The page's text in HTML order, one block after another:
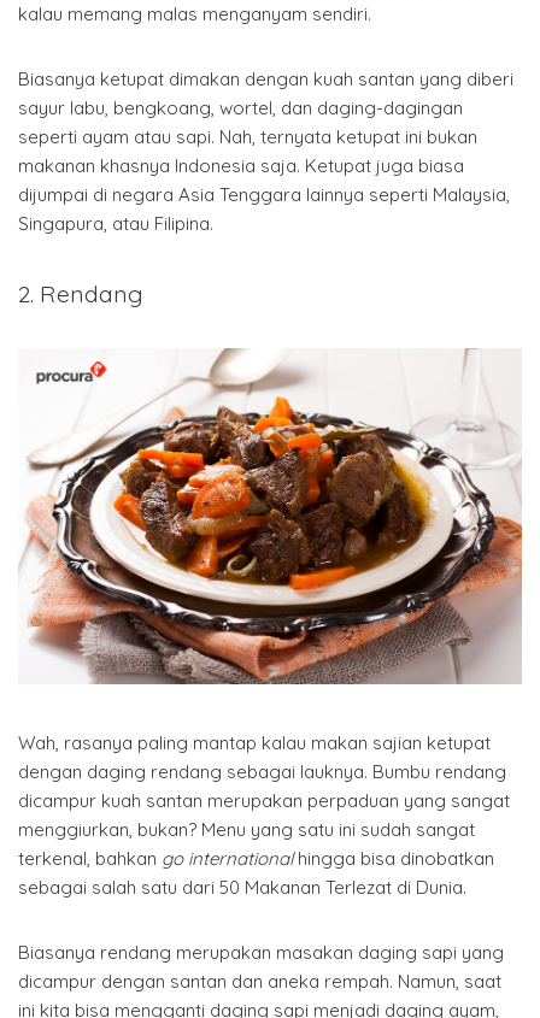
kalau memang malas menganyam sendiri.
Biasanya ketupat dimakan dengan kuah santan yang diberi
sayur labu, bengkoang, wortel, dan daging-dagingan
seperti ayam atau sapi. Nah, ternyata ketupat ini bukan
makanan khasnya Indonesia saja. Ketupat juga biasa
dijumpai di negara Asia Tenggara lainnya seperti Malaysia,
Singapura, atau Filipina.
2. Rendang
Wah, rasanya paling mantap kalau makan sajian ketupat
dengan daging rendang sebagai lauknya. Bumbu rendang
dicampur kuah santan merupakan perpaduan yang sangat
menggiurkan, bukan? Menu yang satu ini sudah sangat
terkenal, bahkan go internationalhingga bisa dinobatkan
sebagai salah satu dari 50 Makanan Terlezat di Dunia.
Biasanya rendang merupakan masakan daging sapi yang
dicampur dengan santan dan aneka rempah. Namun, saat
ini kita bisa mengganti daging sapi menjadi daging ayam,